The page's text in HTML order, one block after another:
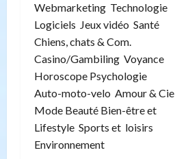
Webmarketing Technologie
Logiciels Jeux vidéo Santé
Chiens, chats & Com.
Casino/Gambiling Voyance
Horoscope Psychologie
Auto-moto-velo Amour & Cie
Mode Beauté Bien-être et
Lifestyle Sports et loisirs
Environnement